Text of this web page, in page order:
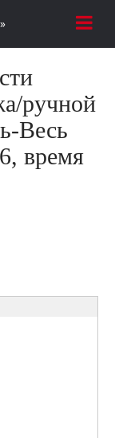
ручной
Весь
время